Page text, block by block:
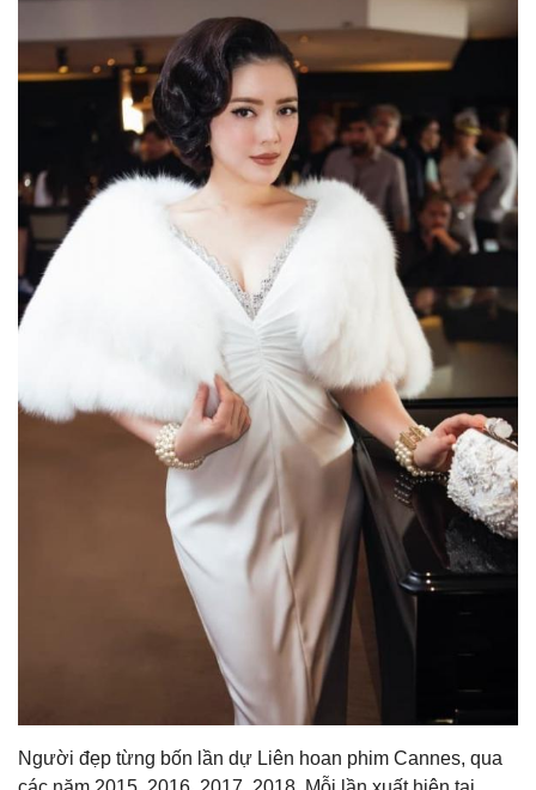
Người đẹp từng bốn lần dự Liên hoan phim Cannes, qua